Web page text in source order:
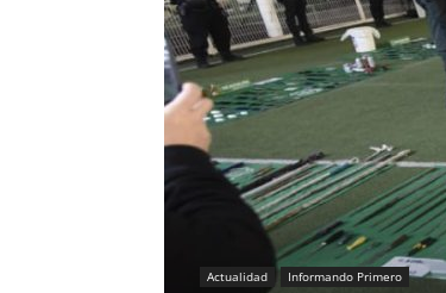
Actualidad Informando Primero